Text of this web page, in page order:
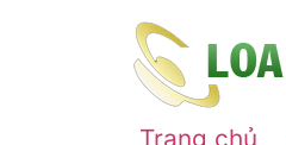
Trang chủ